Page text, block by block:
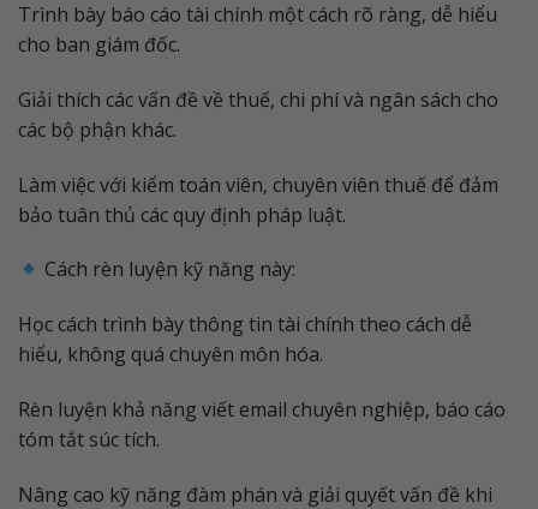
Trình bày báo cáo tài chính một cách rõ ràng, dễ hiểu
cho ban giám đốc.
Giải thích các vấn đề về thuế, chi phí và ngân sách cho
các bộ phận khác.
Làm việc với kiểm toán viên, chuyên viên thuế để đảm
bảo tuân thủ các quy định pháp luật.
Cách rèn luyện kỹ năng này:
Học cách trình bày thông tin tài chính theo cách dễ
hiểu, không quá chuyên môn hóa.
Rèn luyện khả năng viết email chuyên nghiệp, báo cáo
tóm tắt súc tích.
Nâng cao kỹ năng đàm phán và giải quyết vấn đề khi